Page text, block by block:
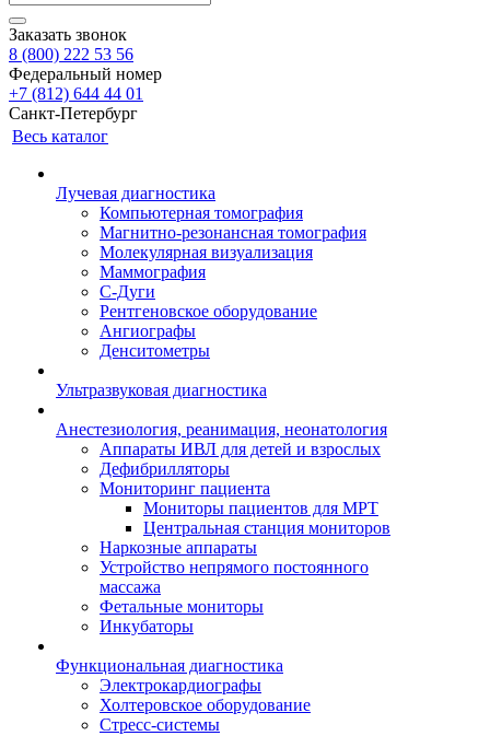
Заказать звонок
8 (800) 222 53 56
Федеральный номер
+7 (812) 644 44 01
Санкт-Петербург
Весь каталог
Лучевая диагностика
Компьютерная томография
Магнитно-резонансная томография
Молекулярная визуализация
Маммография
С-Дуги
Рентгеновское оборудование
Ангиографы
Денситометры
Ультразвуковая диагностика
Анестезиология, реанимация, неонатология
Аппараты ИВЛ для детей и взрослых
Дефибрилляторы
Мониторинг пациента
Мониторы пациентов для МРТ
Центральная станция мониторов
Наркозные аппараты
Устройство непрямого постоянного
массажа
Фетальные мониторы
Инкубаторы
Функциональная диагностика
Электрокардиографы
Холтеровское оборудование
Стресс-системы